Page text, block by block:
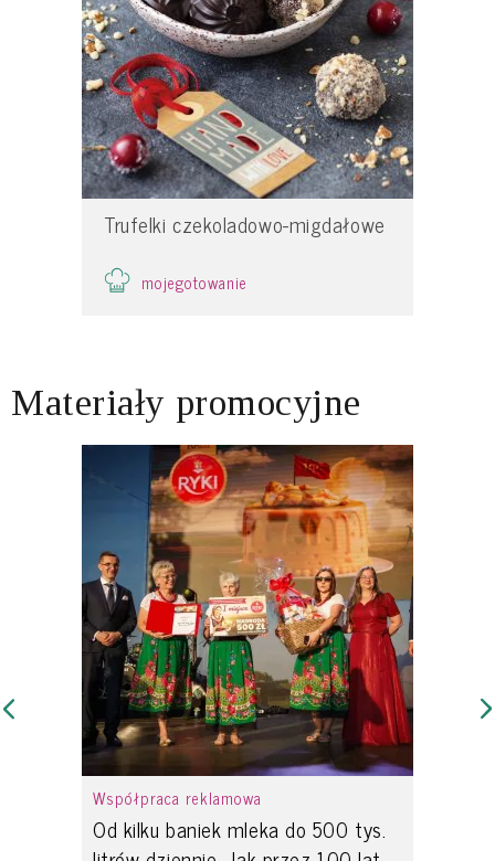
Trufelki czekoladowo-migdałowe
mojegotowanie
Materiały promocyjne
Współpraca reklamowa
Od kilku baniek mleka do 500 tys.